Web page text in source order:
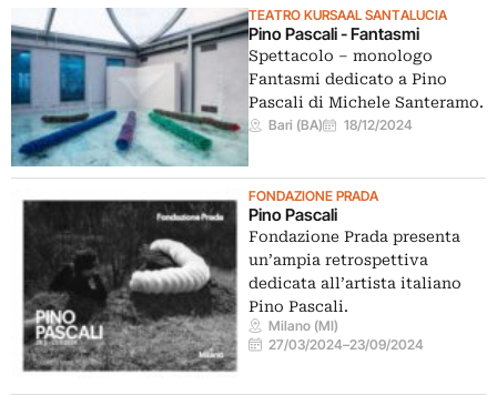
TEATRO KURSAAL SANTALUCIA
Pino Pascali - Fantasmi
Spettacolo – monologo
Fantasmi dedicato a Pino
Pascali di Michele Santeramo.
Bari (BA) 18/12/2024
FONDAZIONE PRADA
Pino Pascali
Fondazione Prada presenta
un’ampia retrospettiva
dedicata all’artista italiano
Pino Pascali.
Milano (MI)
27/03/2024–23/09/2024